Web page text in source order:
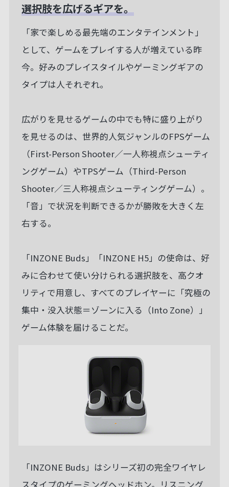
選択肢を広げるギアを。
「家で楽しめる最先端のエンタテインメント」
として、ゲームをプレイする人が増えている昨
今。好みのプレイスタイルやゲーミングギアの
タイプは人それぞれ。
広がりを見せるゲームの中でも特に盛り上がり
を見せるのは、世界的人気ジャンルのFPSゲーム
（First-Person Shooter／一人称視点シューティ
ングゲーム）やTPSゲーム（Third-Person
Shooter／三人称視点シューティングゲーム）。
「音」で状況を判断できるかが勝敗を大きく左
右する。
「INZONE Buds」「INZONE H5」の使命は、好
みに合わせて使い分けられる選択肢を、高クオ
リティで用意し、すべてのプレイヤーに「究極の
集中・没入状態＝ゾーンに入る（Into Zone）」
ゲーム体験を届けることだ。
「INZONE Buds」はシリーズ初の完全ワイヤレ
スタイプのゲーミングヘッドホン。リスニング